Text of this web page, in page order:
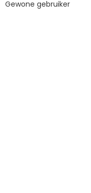
Gewone gebruiker